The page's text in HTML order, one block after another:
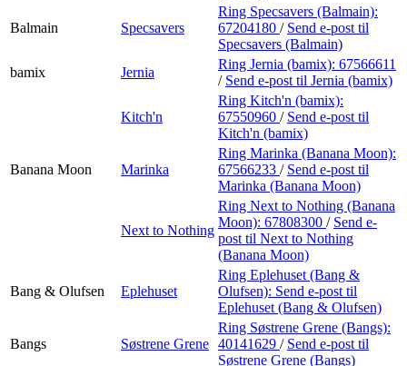
Balmain Specsavers
Ring Specsavers (Balmain):
67204180 / Send e-post til
Specsavers (Balmain)
bamix
Jernia
Ring Jernia (bamix): 67566611
/ Send e-post til Jernia (bamix)
Kitch'n
Ring Kitch'n (bamix):
67550960 / Send e-post til
Kitch'n (bamix)
Banana Moon Marinka
Ring Marinka (Banana Moon):
67566233 / Send e-post til
Marinka (Banana Moon)
Next to Nothing
Ring Next to Nothing (Banana
Moon): 67808300 / Send e-
post til Next to Nothing
(Banana Moon)
Bang & Olufsen Eplehuset
Ring Eplehuset (Bang &
Olufsen): Send e-post til
Eplehuset (Bang & Olufsen)
Bangs Søstrene Grene
Ring Søstrene Grene (Bangs):
40141629 / Send e-post til
Søstrene Grene (Bangs)